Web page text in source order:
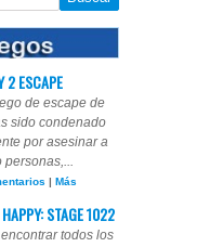
2 ESCAPE
de escape de
sido condenado
por asesinar a
personas,...
| Más
STAGE 1022
todos los